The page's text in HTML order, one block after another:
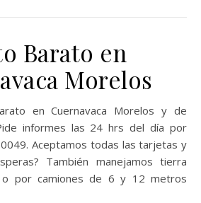
Barato en
Morelos
informes las 24 hrs del día por
Aceptamos todas las tarjetas y
También manejamos tierra
por camiones de 6 y 12 metros